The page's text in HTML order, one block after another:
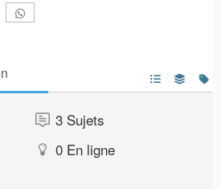
3 Sujets
0 En ligne